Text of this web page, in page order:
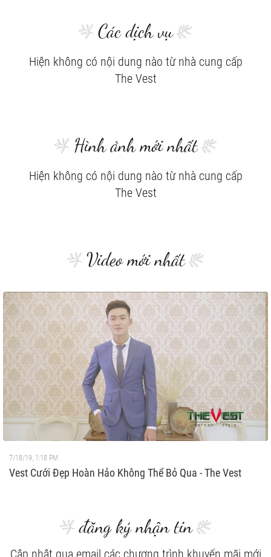
Các dịch vụ
Hiện không có nội dung nào từ nhà cung cấp
The Vest
Hình ảnh mới nhất
Hiện không có nội dung nào từ nhà cung cấp
The Vest
Video mới nhất
7/18/19, 1:18 PM
Vest Cưới Đẹp Hoàn Hảo Không Thể Bỏ Qua - The Vest
đăng ký nhận tin
Cập nhật qua email các chương trình khuyến mãi mới